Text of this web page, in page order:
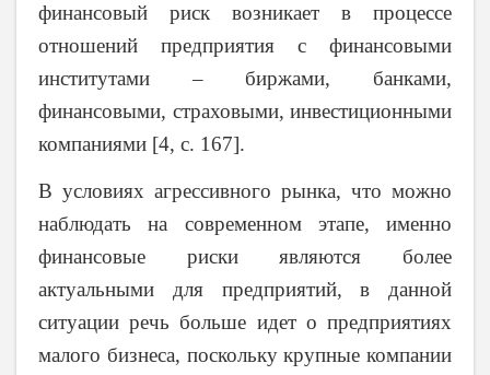
финансовый риск возникает в процессе
отношений предприятия с финансовыми
институтами – биржами, банками,
финансовыми, страховыми, инвестиционными
компаниями [4, c. 167].
В условиях агрессивного рынка, что можно
наблюдать на современном этапе, именно
финансовые риски являются более
актуальными для предприятий, в данной
ситуации речь больше идет о предприятиях
малого бизнеса, поскольку крупные компании